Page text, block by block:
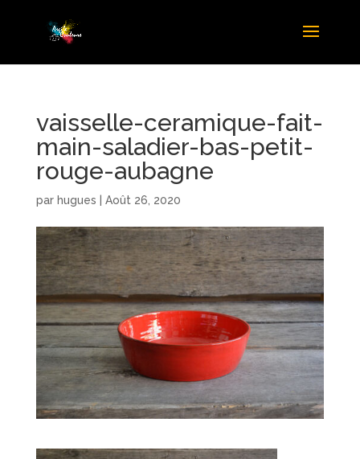
vaisselle-ceramique-fait-
main-saladier-bas-petit-
rouge-aubagne
par hugues Août 26, 2020